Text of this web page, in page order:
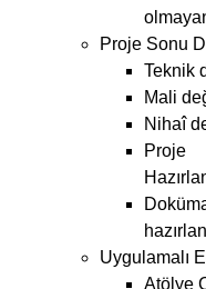
Uygulamalı
Atölye
Proje
Grup
Programın süresi
Programa katılma
Kursa katılmaya